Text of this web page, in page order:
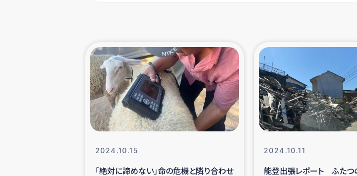
スリランカ 緊急人道支援
スリランカの南北女性をつなぐサリー・リサイクル・プロジ
ェクト
ガザ人道支援
2024.10.15
「絶対に諦めない」命の危機と隣り合わせ
2024.10.11
能登出張レポート ふたつ